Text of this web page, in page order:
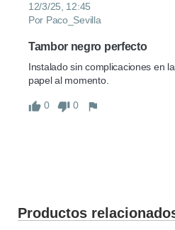
12/3/25, 12:45
Por Paco_Sevilla
Tambor negro perfecto
Instalado sin complicaciones en
papel al momento.
0 0
Productos